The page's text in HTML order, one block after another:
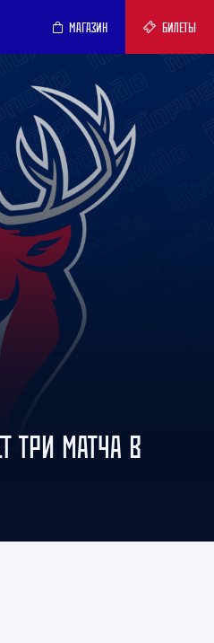
МАГАЗИН БИЛЕТЫ
ТРИ МАТЧА В